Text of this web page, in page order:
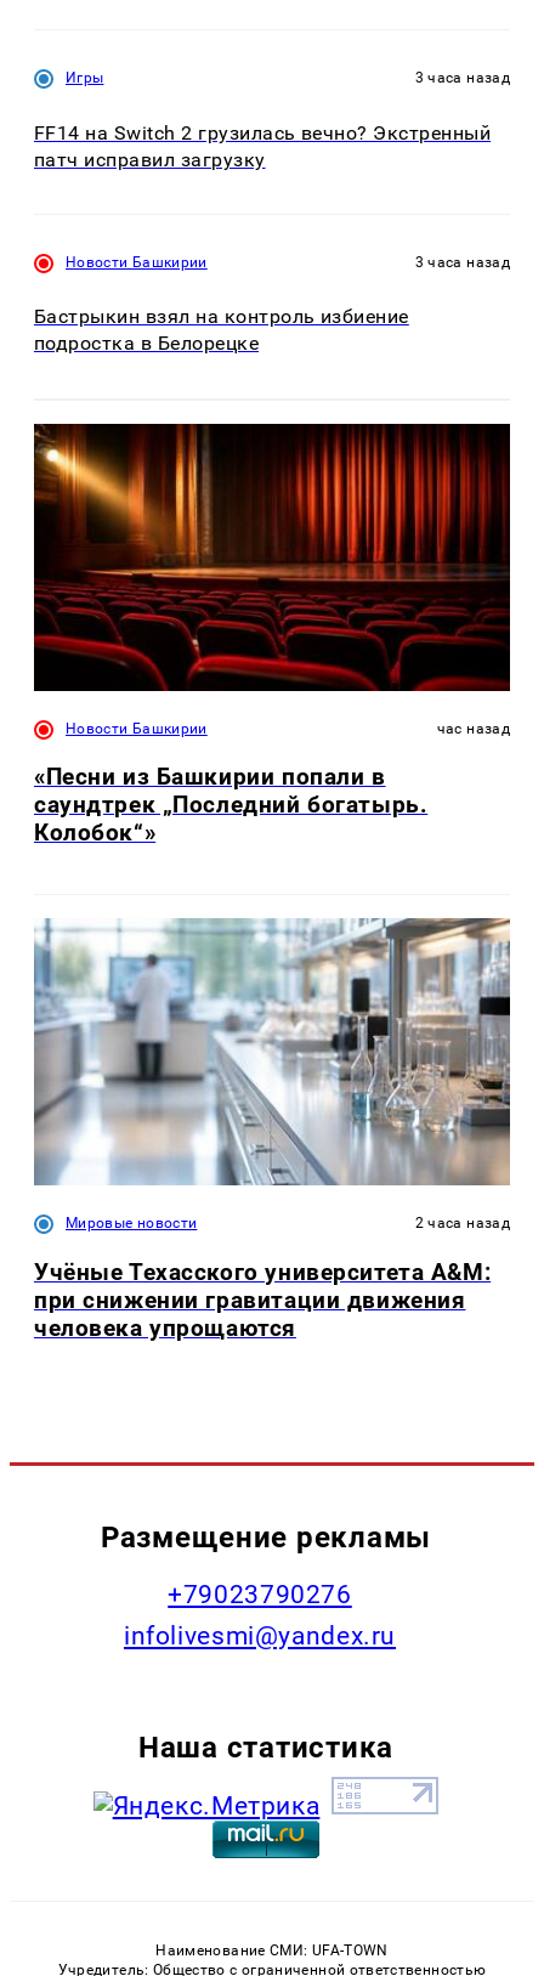
Игры 3 часа назад
FF14 на Switch 2 грузилась вечно? Экстренный
патч исправил загрузку
Новости Башкирии 3 часа назад
Бастрыкин взял на контроль избиение
подростка в Белорецке
Новости Башкирии час назад
«Песни из Башкирии попали в
саундтрек „Последний богатырь.
Колобок“»
Мировые новости 2 часа назад
Учёные Техасского университета A&M:
при снижении гравитации движения
человека упрощаются
Размещение рекламы
+79023790276
infolivesmi@yandex.ru
Наша статистика
Наименование СМИ: UFA-TOWN
Учредитель: Общество с ограниченной ответственностью